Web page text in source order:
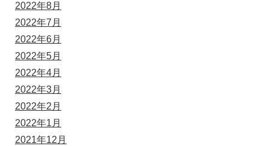
2022年8月
2022年7月
2022年6月
2022年5月
2022年4月
2022年3月
2022年2月
2022年1月
2021年12月